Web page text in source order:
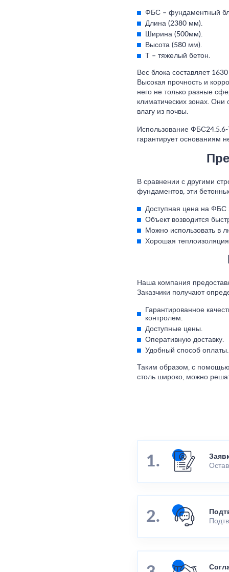
ФБС – фундаментный
Длина (2380 мм).
Ширина (500мм).
Высота (580 мм).
Т – тяжелый бетон.
Вес блока составляет
Высокая прочность и
него не только разные
климатических зонах.
влагу из почвы.
Использование
гарантирует основаниям
В сравнении с другими
фундаментов, эти
Доступная цена на ФБС
Объект возводится
Можно использовать в
Хорошая
Наша компания
Заказчики получают
Гарантированное
контролем.
Доступные цены.
Оперативную доставку.
Удобный способ оплаты.
Таким образом, с
столь широко, можно